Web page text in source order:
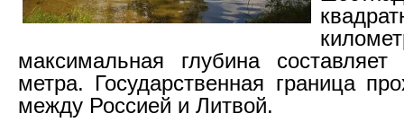
максимальная глубина составляет
метра. Государственная граница
между Россией и Литвой.